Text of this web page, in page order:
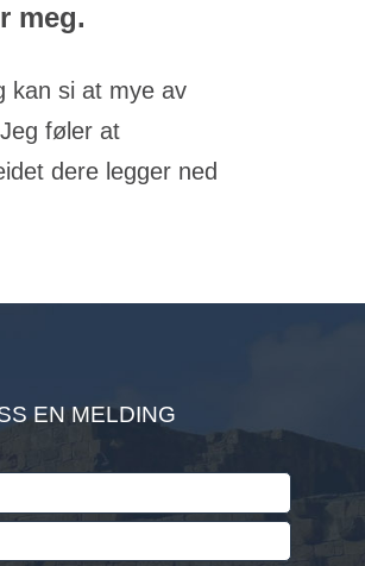
meg.
kan si at mye av
føler at
dere legger ned
EN MELDING